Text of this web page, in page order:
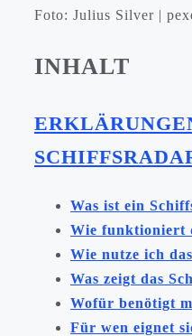
Foto: Julius Silver |
INHALT
Was ist ein
Wie funktioniert
Wie nutze ich
Was zeigt das
Wofür benötigt
Für wen eignet